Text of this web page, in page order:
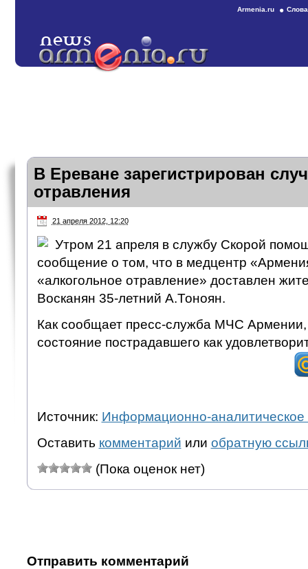
Armenia.ru
В Ереване зарегистрирован
отравления
21 апреля 2012, 12:20
Утром 21 апреля в службу Скорой
сообщение о том, что в медцентр
«алкогольное отравление» доставлен
Восканян 35-летний А.Тоноян.
Как сообщает пресс-служба МЧС
состояние пострадавшего как
Источник: Информационно-аналитическое
Оставить комментарий или обратную
(Пока оценок нет)
Отправить комментарий